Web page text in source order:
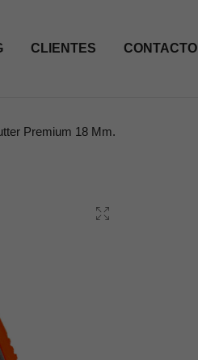
CLIENTES CONTACTO
Premium 18 Mm.